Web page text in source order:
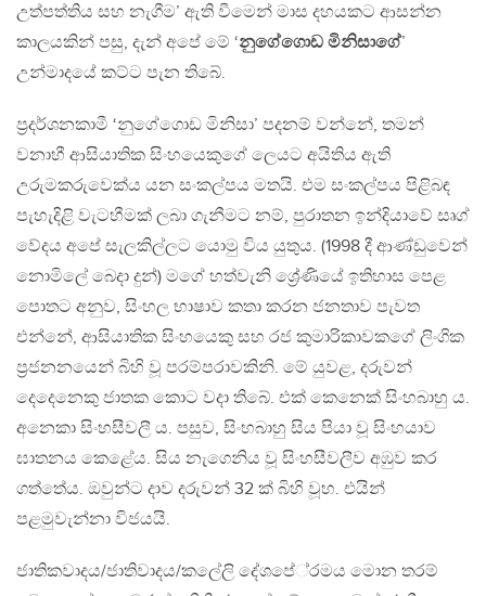
උත්පත්තිය සහ නැගීම’ ඇති වීමෙන් මාස දහයකට ආසන්න
කාලයකින් පසු, දැන් අපේ මේ ‘නුගේගොඩ මිනිසාගේ’
උන්මාදයේ කට්ට පැන තිබේ.
ප‍්‍රදර්ශනකාමී ‘නුගේගොඩ මිනිසා’ පදනම් වන්නේ, තමන්
වනාහී ආසියාතික සිංහයෙකුගේ ලෙයට අයිතිය ඇති
උරුමකරුවෙක්ය යන සංකල්පය මතයි. එම සංකල්පය පිළිබඳ
පැහැදිළි වැටහීමක් ලබා ගැනීමට නම්, පුරාතන ඉන්දියාවේ සෘග්
වේදය අපේ සැලකිල්ලට යොමු විය යුතුය. (1998 දී ආණ්ඩුවෙන්
නොමිලේ බෙදා දුන්) මගේ හත්වැනි ශ්‍රේණියේ ඉතිහාස පෙළ
පොතට අනුව, සිංහල භාෂාව කතා කරන ජනතාව පැවත
එන්නේ, ආසියාතික සිංහයෙකු සහ රජ කුමාරිකාවකගේ ලිංගික
ප‍්‍රජනනයෙන් බිහි වූ පරම්පරාවකිනි. මේ යුවළ, දරුවන්
දෙදෙනෙකු ජාතක කොට වදා තිබේ. එක් කෙනෙක් සිංහබාහු ය.
අනෙකා සිංහසීවලී ය. පසුව, සිංහබාහු සිය පියා වූ සිංහයාව
ඝාතනය කෙළේය. සිය නැගෙනිය වූ සිංහසීවලීව අඹුව කර
ගත්තේය. ඔවුන්ට දාව දරුවන් 32 ක් බිහි වූහ. එයින්
පළමුවැන්නා විජයයි.
ජාතිකවාදය/ජාතිවාදය/කලේලි දේශපේ‍්‍රමය මොන තරම්